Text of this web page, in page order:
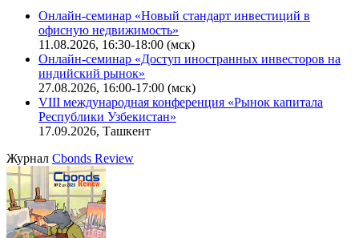
Онлайн-семинар «Новый стандарт инвестиций в
офисную недвижимость»
11.08.2026, 16:30-18:00 (мск)
Онлайн-семинар «Доступ иностранных инвесторов на
индийский рынок»
27.08.2026, 16:00-17:00 (мск)
VIII международная конференция «Рынок капитала
Республики Узбекистан»
17.09.2026, Ташкент
Журнал Cbonds Review